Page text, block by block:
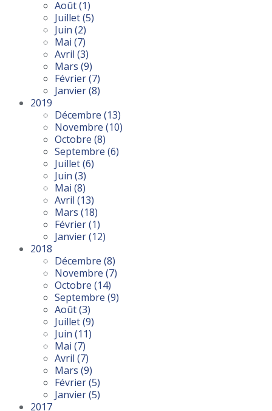
Août(1)
Juillet(5)
Juin (2)
Mai (7)
Avril (3)
Mars (9)
Février(7)
Janvier(8)
2019
Décembre (13)
Novembre (10)
Octobre (8)
Septembre (6)
Juillet(6)
Juin (3)
Mai (8)
Avril (13)
Mars (18)
Février(1)
Janvier(12)
2018
Décembre (8)
Novembre (7)
Octobre (14)
Septembre (9)
Août(3)
Juillet(9)
Juin (11)
Mai (7)
Avril (7)
Mars (9)
Février(5)
Janvier(5)
2017